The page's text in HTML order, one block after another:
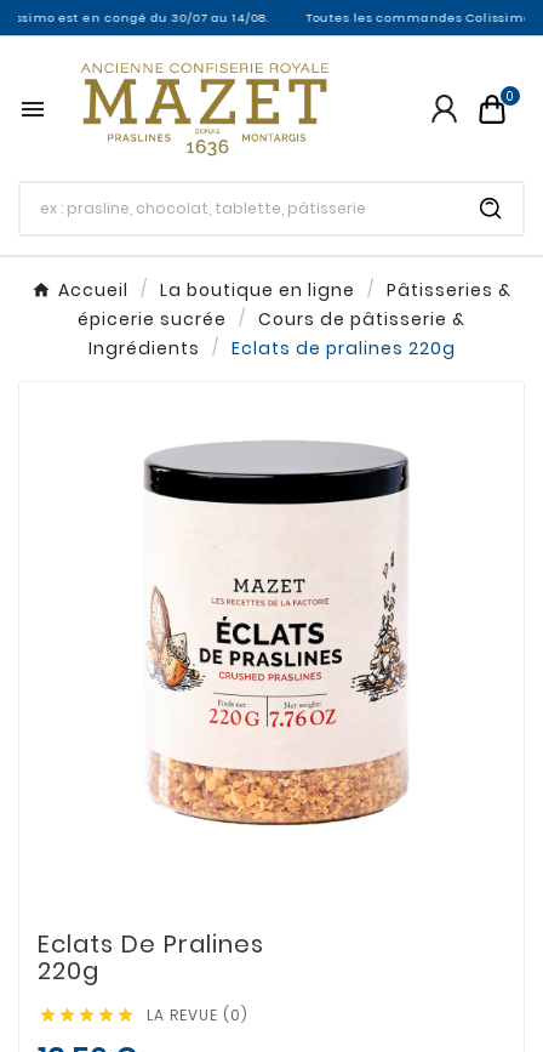
est en congé du 30/07 au 14/08. Toutes les commandes Colissimo
 0
Accueil La boutique en ligne
Pâtisseries &
épicerie sucrée
Cours de pâtisserie &
Ingrédients
Eclats de pralines 220g
Eclats De Pralines
220g
     LA REVUE (0)